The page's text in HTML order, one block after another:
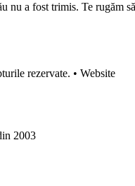
nu a fost trimis. Te rugăm
rezervate. • Website